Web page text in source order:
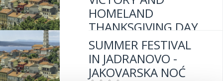
Mjesto:Mjesto: Jadranovo
HOMELAND
THANKSGIVING DAY
AND MUSSEL FEST
Mjesto:Mjesto: Jadranovo
SUMMER FESTIVAL
IN JADRANOVO -
JAKOVARSKA NOĆ